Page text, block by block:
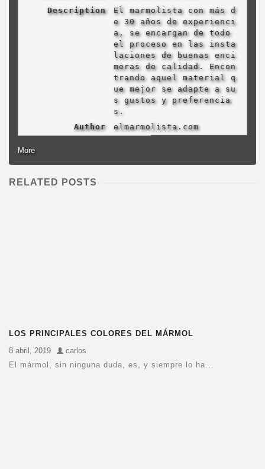
Description
El marmolista con más d
e 30 años de experienci
a, se encargan de todo
el proceso en las insta
laciones de buenas enci
meras de calidad. Encon
trando aquel material q
ue mejor se adapte a su
s gustos y preferencia
s.
Author
elmarmolista.com
More
RELATED POSTS
LOS PRINCIPALES COLORES DEL MÁRMOL
8 abril, 2019
carlos
El mármol, sin ninguna duda, es, y siempre lo ha...